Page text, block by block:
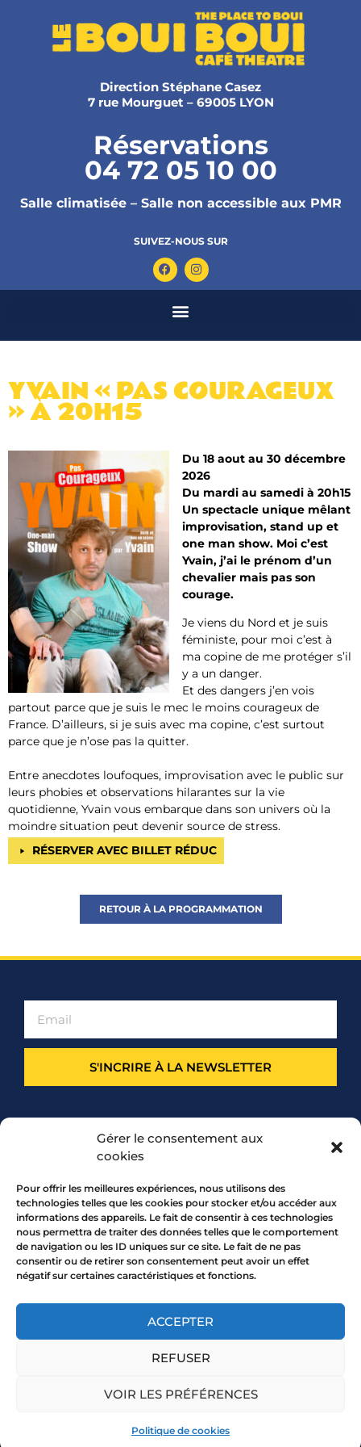
Gérer le consentement aux
cookies
Pour offrir les meilleures expériences, nous utilisons des
technologies telles que les cookies pour stocker et/ou accéder aux
informations des appareils. Le fait de consentir à ces technologies
nous permettra de traiter des données telles que le comportement
de navigation ou les ID uniques sur ce site. Le fait de ne pas
consentir ou de retirer son consentement peut avoir un effet
négatif sur certaines caractéristiques et fonctions.
ACCEPTER
REFUSER
VOIR LES PRÉFÉRENCES
Politique de cookies
Direction Stéphane Casez
7 rue Mourguet – 69005 LYON
Réservations
04 72 05 10 00
Salle climatisée – Salle non accessible aux PMR
SUIVEZ-NOUS SUR
YVAIN « PAS COURAGEUX
» À 20H15
Du 18 aout au 30 décembre
2026
Du mardi au samedi à 20h15
Un spectacle unique mêlant
improvisation, stand up et
one man show. Moi c’est
Yvain, j’ai le prénom d’un
chevalier mais pas son
courage.
Je viens du Nord et je suis
féministe, pour moi c’est à
ma copine de me protéger s’il
y a un danger.
Et des dangers j’en vois
partout parce que je suis le mec le moins courageux de
France. D’ailleurs, si je suis avec ma copine, c’est surtout
parce que je n’ose pas la quitter.
Entre anecdotes loufoques, improvisation avec le public sur
leurs phobies et observations hilarantes sur la vie
quotidienne, Yvain vous embarque dans son univers où la
moindre situation peut devenir source de stress.
RÉSERVER AVEC BILLET RÉDUC
RETOUR À LA PROGRAMMATION
S'INCRIRE À LA NEWSLETTER